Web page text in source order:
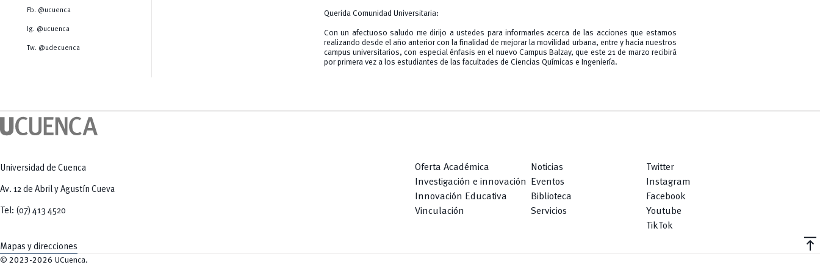
Tecnologías
Radio Universitaria
Sostenibilidad
Fb. @ucuenca
Ig. @ucuenca
Tw. @udecuenca
Querida Comunidad Universitaria:
Con un afectuoso saludo me dirijo a ustedes para informarles acerca de las acciones que estamos
realizando desde el año anterior con la finalidad de mejorar la movilidad urbana, entre y hacia nuestros
campus universitarios, con especial énfasis en el nuevo Campus Balzay, que este 21 de marzo recibirá
por primera vez a los estudiantes de las facultades de Ciencias Químicas e Ingeniería.
Universidad de Cuenca
Av. 12 de Abril y Agustín Cueva
Tel: (07) 413 4520
Mapas y direcciones
Oferta Académica
Investigación e innovación
Innovación Educativa
Vinculación
Noticias
Eventos
Biblioteca
Servicios
Twitter
Instagram
Facebook
Youtube
TikTok
vertical_align_top
© 2023-2026 UCuenca.